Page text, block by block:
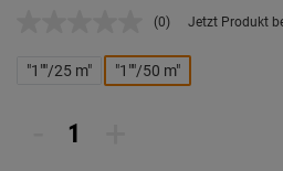
Kein
Link
auf
(0) Jetzt Produkt
"1""/25 m" "1""/50 m"